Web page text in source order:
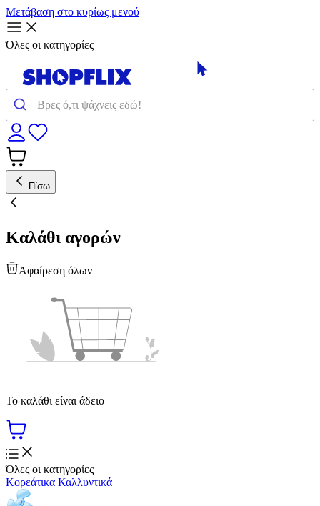
Μετάβαση στο κυρίως μενού
Όλες οι κατηγορίες
Πίσω
Καλάθι αγορών
Αφαίρεση όλων
Το καλάθι είναι άδειο
Όλες οι κατηγορίες
Κορεάτικα Καλλυντικά